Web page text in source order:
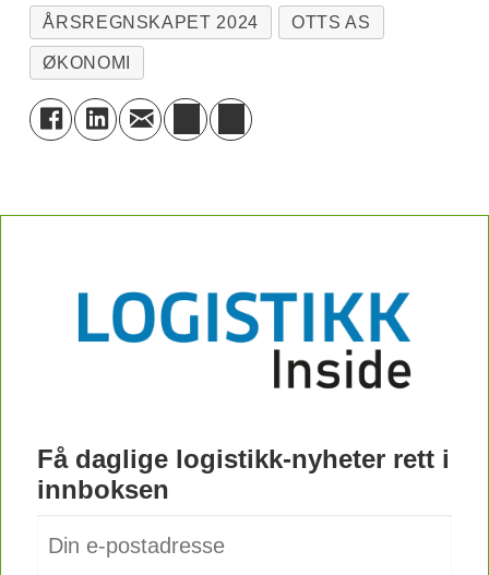
ÅRSREGNSKAPET 2024 OTTS AS
ØKONOMI
Få daglige logistikk-nyheter rett i
innboksen